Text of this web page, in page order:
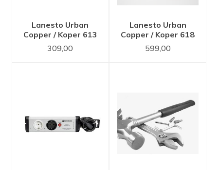
Lanesto Urban
Copper / Koper 613
40x40 spoelbak
309,00
Lanesto Urban
Copper / Koper 618
34x40 en 18x40
spoelbak
599,00